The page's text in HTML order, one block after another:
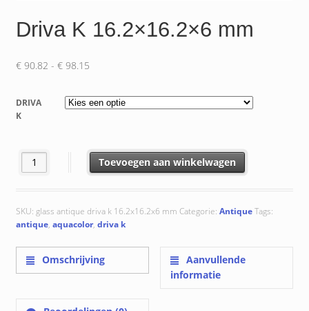
Driva K 16.2×16.2×6 mm
€90.82 - €98.15Prijsklasse:
tot
€ 98.15
DRIVA
K
Driva K 16.2x16.2x6 mm aantalToevoegen aan winkelwagen
SKU: glass antique driva k 16.2x16.2x6 mm Categorie: AntiqueTags:
antique, aquacolor, driva k
Omschrijving
Aanvullende
informatie